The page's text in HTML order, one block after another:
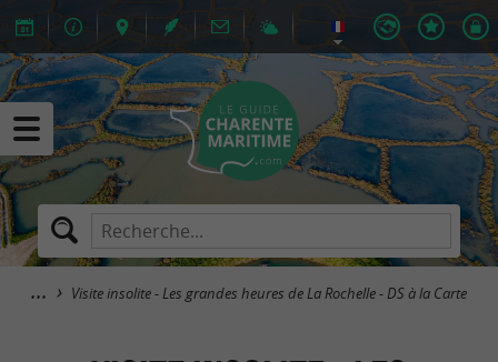
Visite insolite - Les grandes heures de La Rochelle - DS à la Carte